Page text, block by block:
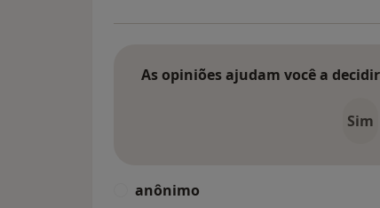
As opiniões ajudam você a
Sim
anônimo